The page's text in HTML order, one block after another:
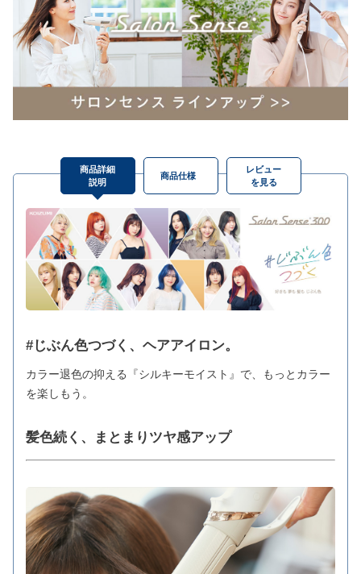
商品詳細
説明
#じぶん色つづく、ヘアアイロン。
カラー退色の抑える『シルキーモイスト』で、もっとカラー
を楽しもう。
髪色続く、まとまりツヤ感アップ
商品仕様
レビュー
を見る